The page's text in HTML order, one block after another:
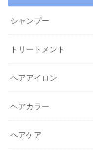
シャンプー
トリートメント
ヘアアイロン
ヘアカラー
ヘアケア